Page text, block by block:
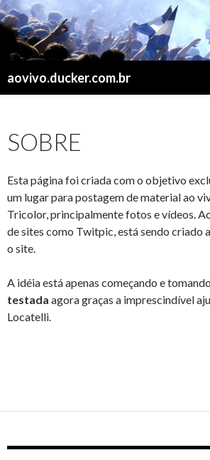
aovivo.ducker.com.br
SOBRE
Esta página foi criada com o objetivo
um lugar para postagem de material ao
Tricolor, principalmente fotos e vídeos.
de sites como Twitpic, está sendo criado
o site.
A idéia está apenas começando e
testada agora graças a imprescindível
Locatelli.